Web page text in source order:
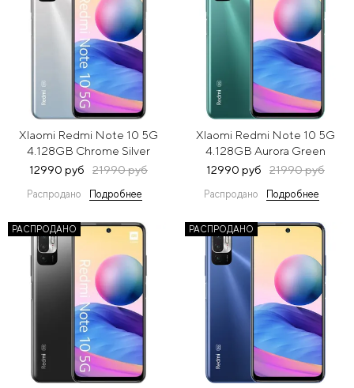
XIaomi Redmi Note 10 5G
4.128GB Chrome Silver
(Серебристый)
12990 руб 21990 руб
Распродано Подробнее
XIaomi Redmi Note 10 5G
4.128GB Aurora Green
(Зеленый)
12990 руб 21990 руб
Распродано Подробнее
РАСПРОДАНО РАСПРОДАНО